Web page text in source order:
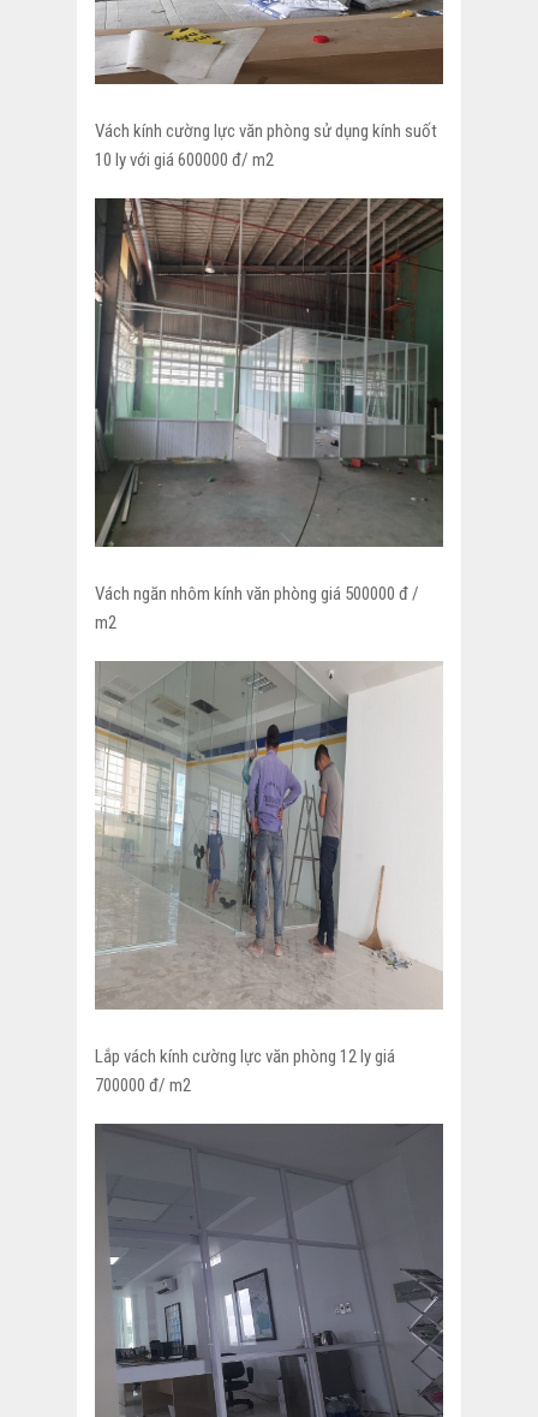
Vách kính cường lực văn phòng sử dụng kính suốt
10 ly với giá 600000 đ/ m2
Vách ngăn nhôm kính văn phòng giá 500000 đ /
m2
Lắp vách kính cường lực văn phòng 12 ly giá
700000 đ/ m2